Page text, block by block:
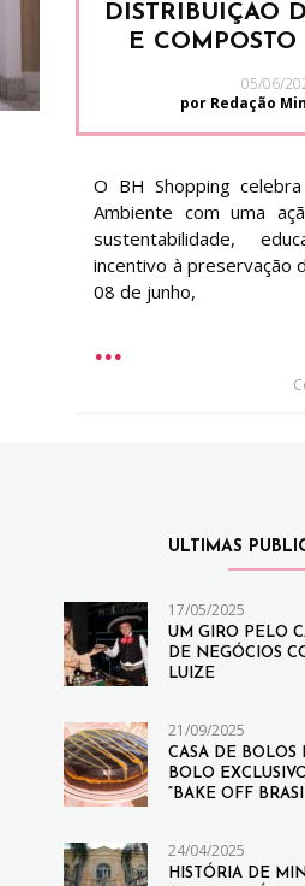
DISTRIBUIÇÃO
E
05/06/
por Redação
O BH Shopping
Ambiente com uma
sustentabilidade,
incentivo à preservação
08 de junho,
ULTIMAS
17/05/2025
UM GIRO PELO
DE NEGÓCIOS
LUIZE
21/09/2025
CASA DE BOLOS
BOLO
“BAKE OFF
24/04/2025
HISTÓRIA DE